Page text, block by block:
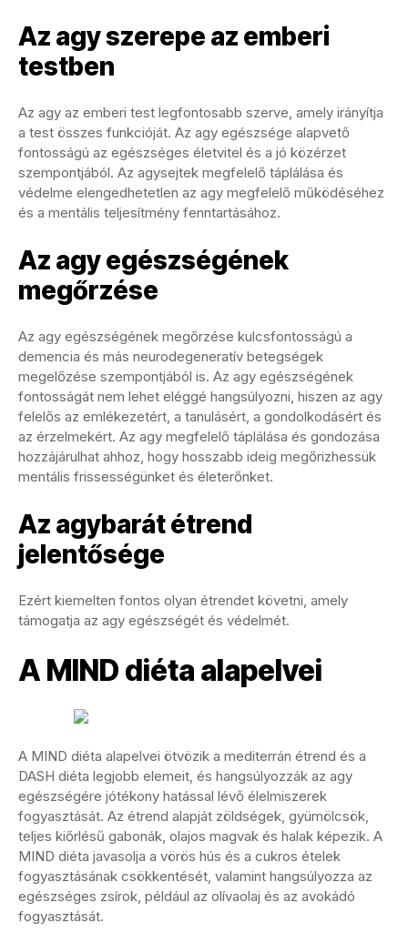
Az agy szerepe az emberi
testben
Az agy az emberi test legfontosabb szerve, amely irányítja
a test összes funkcióját. Az agy egészsége alapvető
fontosságú az egészséges életvitel és a jó közérzet
szempontjából. Az agysejtek megfelelő táplálása és
védelme elengedhetetlen az agy megfelelő működéséhez
és a mentális teljesítmény fenntartásához.
Az agy egészségének
megőrzése
Az agy egészségének megőrzése kulcsfontosságú a
demencia és más neurodegeneratív betegségek
megelőzése szempontjából is. Az agy egészségének
fontosságát nem lehet eléggé hangsúlyozni, hiszen az agy
felelős az emlékezetért, a tanulásért, a gondolkodásért és
az érzelmekért. Az agy megfelelő táplálása és gondozása
hozzájárulhat ahhoz, hogy hosszabb ideig megőrizhessük
mentális frissességünket és életerőnket.
Az agybarát étrend
jelentősége
Ezért kiemelten fontos olyan étrendet követni, amely
támogatja az agy egészségét és védelmét.
A MIND diéta alapelvei
A MIND diéta alapelvei ötvözik a mediterrán étrend és a
DASH diéta legjobb elemeit, és hangsúlyozzák az agy
egészségére jótékony hatással lévő élelmiszerek
fogyasztását. Az étrend alapját zöldségek, gyümölcsök,
teljes kiőrlésű gabonák, olajos magvak és halak képezik. A
MIND diéta javasolja a vörös hús és a cukros ételek
fogyasztásának csökkentését, valamint hangsúlyozza az
egészséges zsírok, például az olívaolaj és az avokádó
fogyasztását.